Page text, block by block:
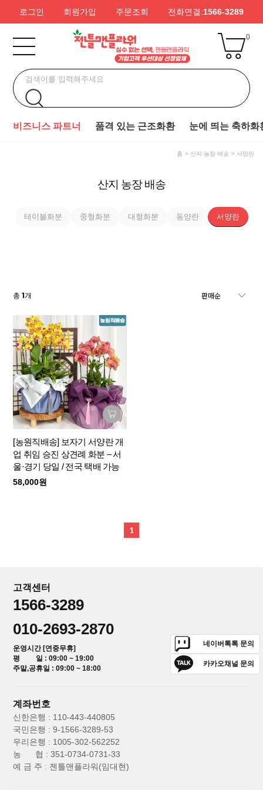
로그인 회원가입 주문조회 전화연결:1566-3289
0
비즈니스 파트너 품격 있는 근조화환 눈에 띄는 축하화
홈 산지 농장 배송 서양란
산지 농장 배송
테이블화분 중형화분 대형화분 동양란 서양란
총1개
[농원직배송] 보자기 서양란 개
업 취임 승진 상견례 화분 – 서
울·경기 당일 / 전국 택배 가능
58,000원
1
고객센터
1566-3289
010-2693-2870
운영시간 [연중무휴]
평 일 : 09:00 ~ 19:00
주말,공휴일 : 09:00 ~ 18:00
네이버톡톡 문의
카카오채널 문의
계좌번호
신한은행 : 110-443-440805
국민은행 : 9-1566-3289-53
우리은행 : 1005-302-562252
농 협 : 351-0734-0731-33
예 금 주 : 젠틀맨플라워(임대현)